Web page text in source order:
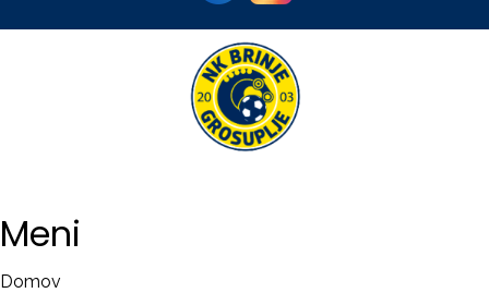
Meni
Domov
Registracija